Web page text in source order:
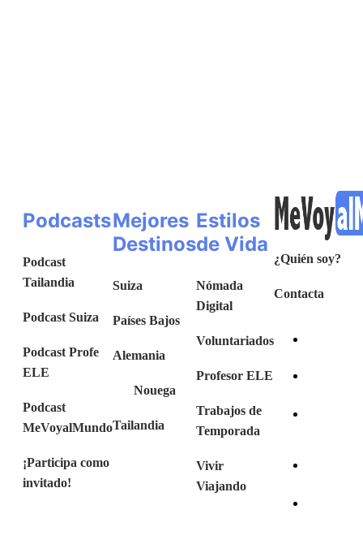
Podcasts
Podcast
Tailandia
Podcast Suiza
Podcast Profe
ELE
Podcast
MeVoyalMundo
¡Participa como
invitado!
Mejores
Destinos
Suiza
Países Bajos
Alemania
Nouega
Tailandia
Estilos
de Vida
Nómada
Digital
Voluntariados
Profesor ELE
Trabajos de
Temporada
Vivir
Viajando
¿Quién soy?
Contacta